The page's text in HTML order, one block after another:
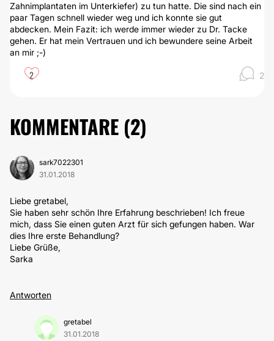
Zahnimplantaten im Unterkiefer) zu tun hatte. Die sind nach ein
paar Tagen schnell wieder weg und ich konnte sie gut
abdecken. Mein Fazit: ich werde immer wieder zu Dr. Tacke
gehen. Er hat mein Vertrauen und ich bewundere seine Arbeit
an mir ;-)
2 2
KOMMENTARE (2)
sark7022301
31.01.2018
Liebe gretabel,
Sie haben sehr schön Ihre Erfahrung beschrieben! Ich freue
mich, dass Sie einen guten Arzt für sich gefungen haben. War
dies Ihre erste Behandlung?
Liebe Grüße,
Sarka
Antworten
gretabel
31.01.2018